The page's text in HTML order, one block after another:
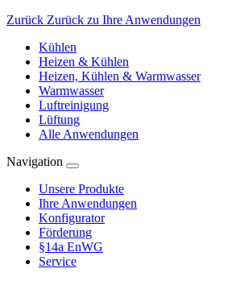
Zurück Zurück zu Ihre Anwendungen
Kühlen
Heizen & Kühlen
Heizen, Kühlen & Warmwasser
Warmwasser
Luftreinigung
Lüftung
Alle Anwendungen
Navigation
Unsere Produkte
Ihre Anwendungen
Konfigurator
Förderung
§14a EnWG
Service